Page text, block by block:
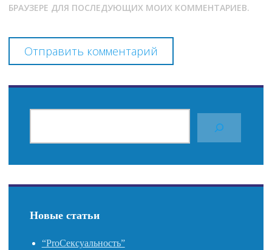
БРАУЗЕРЕ ДЛЯ ПОСЛЕДУЮЩИХ МОИХ КОММЕНТАРИЕВ.
Новые статьи
“ProСексуальность”